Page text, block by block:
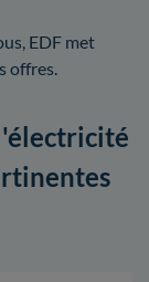
EDF met
offres.